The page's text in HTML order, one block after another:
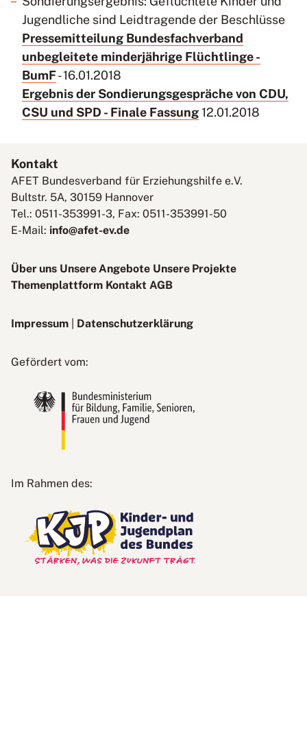
Jugendliche sind Leidtragende der Beschlüsse
Pressemitteilung Bundesfachverband
unbegleitete minderjährige Flüchtlinge -
BumF- 16.01.2018
Ergebnis der Sondierungsgespräche von CDU,
CSU und SPD - Finale Fassung 12.01.2018
Kontakt
AFET Bundesverband für Erziehungshilfe e.V.
Bultstr. 5A, 30159 Hannover
Tel.: 0511-353991-3, Fax: 0511-353991-50
E-Mail: info@afet-ev.de
Über uns Unsere Angebote Unsere Projekte
Themenplattform Kontakt AGB
Impressum Datenschutzerklärung
Gefördert vom:
Bildung,
Familie,
Senioren,
Im Rahmen des:
Jugendplan
des
Bundes